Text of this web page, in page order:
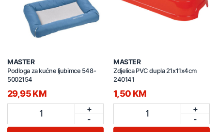
MASTER
Podloga za kućne ljubimce 548-
5002154
29,95 KM
1
+
-
MASTER
Zdjelica PVC dupla 21x11x4cm
240141
1,50 KM
1
+
-